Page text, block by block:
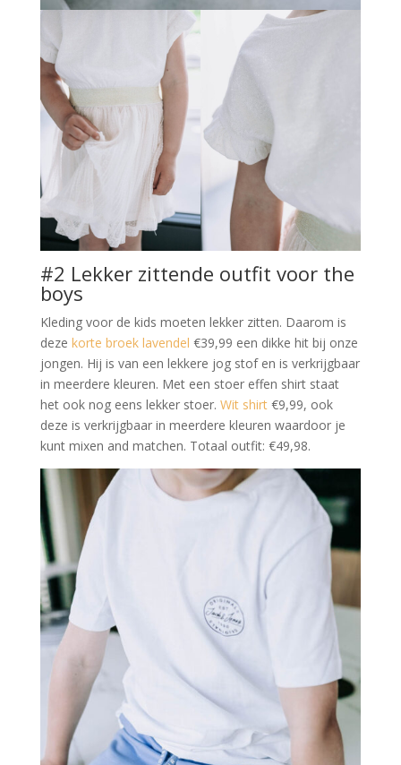
#2 Lekker zittende outfit voor the
boys
Kleding voor de kids moeten lekker zitten. Daarom is
deze korte broek lavendel €39,99 een dikke hit bij onze
jongen. Hij is van een lekkere jog stof en is verkrijgbaar
in meerdere kleuren. Met een stoer effen shirt staat
het ook nog eens lekker stoer. Wit shirt€9,99, ook
deze is verkrijgbaar in meerdere kleuren waardoor je
kunt mixen and matchen. Totaal outfit: €49,98.